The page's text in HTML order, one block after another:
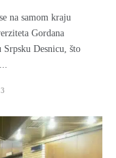
na samom kraju
Gordana
Desnicu, što